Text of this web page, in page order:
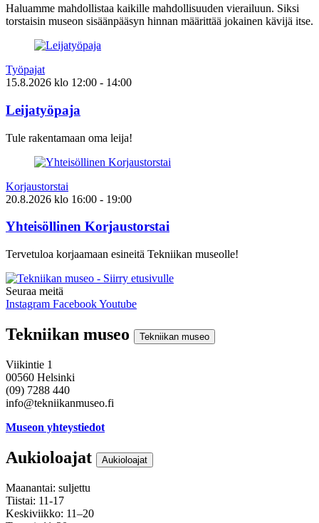
Haluamme mahdollistaa kaikille mahdollisuuden vierailuun. Siksi
torstaisin museon sisäänpääsyn hinnan määrittää jokainen kävijä itse.
Työpajat
15.8.2026 klo 12:00 - 14:00
Leijatyöpaja
Tule rakentamaan oma leija!
Korjaustorstai
20.8.2026 klo 16:00 - 19:00
Yhteisöllinen Korjaustorstai
Tervetuloa korjaamaan esineitä Tekniikan museolle!
Seuraa meitä
Instagram FacebookYoutube
Tekniikan museo Tekniikan museo
Viikintie 1
00560 Helsinki
(09) 7288 440
info@tekniikanmuseo.fi
Museon yhteystiedot
Aukioloajat Aukioloajat
Maanantai: suljettu
Tiistai: 11-17
Keskiviikko: 11–20